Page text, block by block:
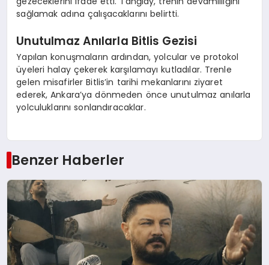
sağlamak adına çalışacaklarını belirtti.
Unutulmaz Anılarla Bitlis Gezisi
Yapılan konuşmaların ardından, yolcular ve protokol
üyeleri halay çekerek karşılamayı kutladılar. Trenle
gelen misafirler Bitlis’in tarihi mekanlarını ziyaret
ederek, Ankara’ya dönmeden önce unutulmaz anılarla
yolculuklarını sonlandıracaklar.
Benzer Haberler